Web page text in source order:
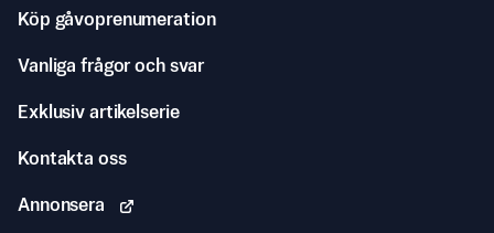
Köp gåvoprenumeration
Vanliga frågor och svar
Exklusiv artikelserie
Kontakta oss
Annonsera